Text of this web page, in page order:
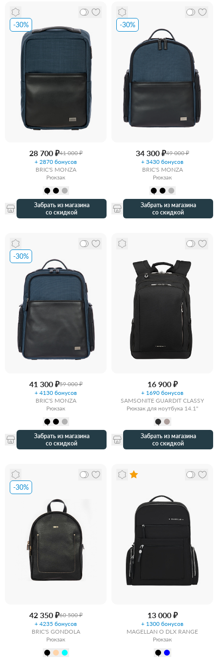
-30%
28 700 ₽41 000 ₽
+ 2870 бонусов
BRIC'S MONZA
Рюкзак
Забрать из магазина
со скидкой
-30%
34 300 ₽49 000 ₽
+ 3430 бонусов
BRIC'S MONZA
Рюкзак
Забрать из магазина
со скидкой
-30%
41 300 ₽59 000 ₽
+ 4130 бонусов
BRIC'S MONZA
Рюкзак
Забрать из магазина
со скидкой
16 900 ₽
+ 1690 бонусов
SAMSONITE GUARDIT CLASSY
Рюкзак для ноутбука 14.1"
Забрать из магазина
со скидкой
-30%
42 350 ₽60 500 ₽
+ 4235 бонусов
BRIC'S GONDOLA
Рюкзак
13 000 ₽
+ 1300 бонусов
MAGELLAN O DLX RANGE
Рюкзак